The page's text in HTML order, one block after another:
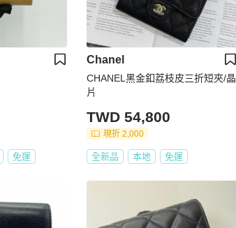
免運
Chanel
CHANEL黑金釦荔枝皮三折短夾/晶
片
TWD 54,800
現折 2,000
全新品 本地 免運